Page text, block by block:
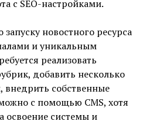
с SEO-настройками.
новостного ресурса
и уникальным
реализовать
добавить несколько
внедрить собственные
с помощью CMS, хотя
освоение системы и